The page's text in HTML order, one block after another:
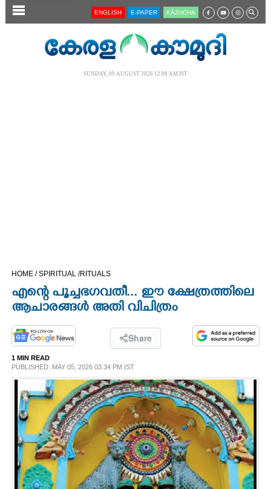
SECTIONS
LIFESTYLE
SPIRITUAL
INFO+
ENGLISH E-PAPER KĀZHCHA
SUNDAY, 09 AUGUST 2026 12.08 AM IST
HOME /SPIRITUAL /RITUALS
എന്റെ പൂച്ചഭഗവതീ... ഈ ക്ഷേത്രത്തിലെ
ആചാരങ്ങൾ അതി വിചിത്രം
Share
1 MIN READ
PUBLISHED: MAY 05, 2026 03:34 PM IST